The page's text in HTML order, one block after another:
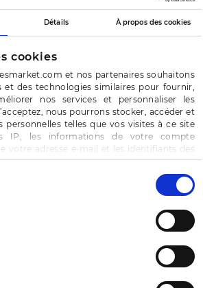
Détails À propos des cookies
cookies
et nos partenaires souhaitons
et des technologies similaires pour fournir,
nos services et personnaliser les
nous pourrons stocker, accéder et
personnelles telles que vos visites à ce site
IP, les informations de votre compte
votre adresse e-mail et les identifiants des
cookies.
d’« Accepter » pour consentir à ces
Refuser » pour vous y opposer ou
préférences concernant chaque catégorie
sur « Valider la sélection » pour valider vos
à tout moment modifier vos préférences
MARKET
vie privée